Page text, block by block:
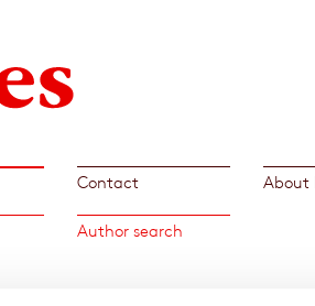
Contact About
Author search